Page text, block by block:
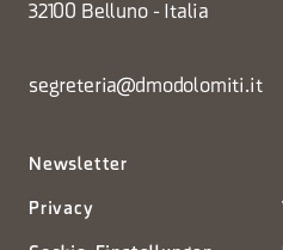
32100 Belluno - Italia
segreteria@dmodolomiti.it
Newsletter
Privacy